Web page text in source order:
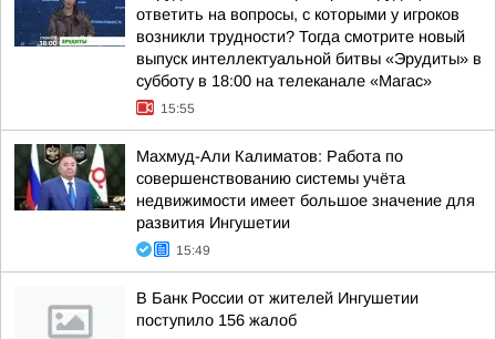
ответить на вопросы, с которыми у игроков
возникли трудности? Тогда смотрите новый
выпуск интеллектуальной битвы «Эрудиты» в
субботу в 18:00 на телеканале «Магас»
15:55
Махмуд-Али Калиматов: Работа по
совершенствованию системы учёта
недвижимости имеет большое значение для
развития Ингушетии
15:49
В Банк России от жителей Ингушетии
поступило 156 жалоб